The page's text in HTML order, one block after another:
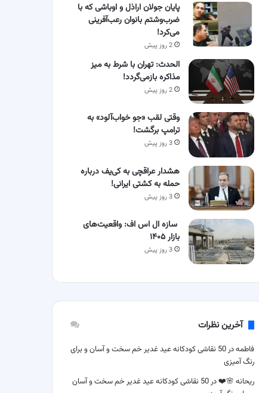
پایان جولان اراذل و اوباشی که با
ضرب‌وشتم بانوان رعب‌آفرینی
می‌کرد!
2 روز پیش
الحدث: تهران با شرط به میز
مذاکره بازمی‌گردد!
2 روز پیش
وقتی لقب «جو خواب‌آلود» به
ترامپ برگشت!
3 روز پیش
هشدار عراقچی به کی‌یف درباره
حمله به کشتی ایرانی!
3 روز پیش
سازه ال اس اف: واقعیت‌های
بازار ۱۴۰۵
3 روز پیش
آخرین نظرات
فاطمهدر
50 نقاشی کودکانه عید غدیر خم سخت و آسان و برای
رنگ آمیزی
ریحانه 🌸❤️در
50 نقاشی کودکانه عید غدیر خم سخت و آسان